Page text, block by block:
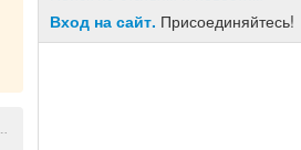
Вход на сайт. Присоединяйтесь!